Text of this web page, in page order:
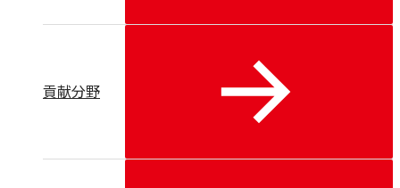
貢献分野